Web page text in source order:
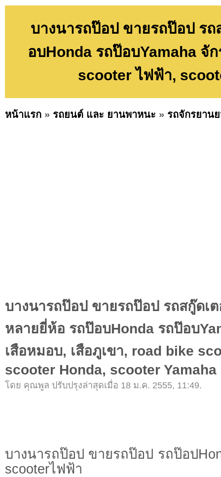
บางนารถป๊อป ขายรถป๊อป ร
อบHonda รถป๊อบYamaha จั
scooter ไฟฟ้า,
หน้าแรก » รถยนต์ และ ยานพาหนะ » รถจักรยาน
บางนารถป๊อป ขายรถป๊อป รถสกู๊ดเ
หลายยี่ห้อ รถป๊อบHonda รถป๊อบ
เสือหมอบ, เสือภูเขา, road bike
scooter Honda, scooter Yamaha
โดย คุณพูล ปรับปรุงล่าสุดเมื่อ 18 ม.ค. 2555, 11:49.
บางนารถป๊อป ขายรถป๊อป รถป๊อป
scooterไฟฟ้า